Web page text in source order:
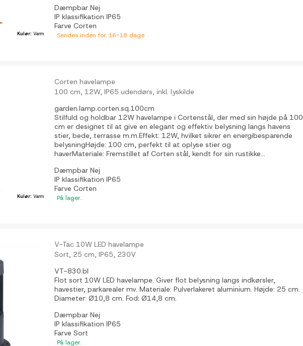
Kulør:Varm
DæmpbarNej
IP klassifikationIP65
FarveCorten
Sendes inden for 16-18 dage
Kulør:Varm
Corten havelampe
100 cm, 12W, IP65 udendørs, inkl. lyskilde
garden.lamp.corten.sq.100cm
Stilfuld og holdbar 12W havelampe i Cortenstål, der med sin højde på 100
cm er designet til at give en elegant og effektiv belysning langs havens
stier, bede, terrasse m.m.Effekt: 12W, hvilket sikrer en energibesparende
belysningHøjde: 100 cm, perfekt til at oplyse stier og
haverMateriale: Fremstillet af Corten stål, kendt for sin rustikke...
DæmpbarNej
IP klassifikationIP65
FarveCorten
På lager.
V-Tac 10W LED havelampe
Sort, 25 cm, IP65, 230V
VT-830.bl
Flot sort 10W LED havelampe. Giver flot belysning langs indkørsler,
havestier, parkarealer mv. Materiale: Pulverlakeret aluminium. Højde: 25 cm.
Diameter: Ø10,8 cm. Fod: Ø14,8 cm.
DæmpbarNej
IP klassifikationIP65
FarveSort
På lager.